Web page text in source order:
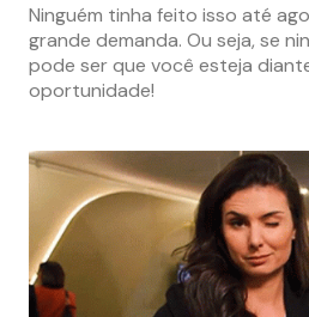
Ninguém tinha feito isso até
grande demanda. Ou seja, se
pode ser que você esteja
oportunidade!